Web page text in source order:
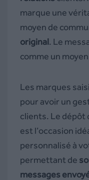
marque une
moyen de
original. Le
comme un
Les marques
pour avoir un
clients. Le dépôt
est l’occasion
personnalisé à
permettant de
messages